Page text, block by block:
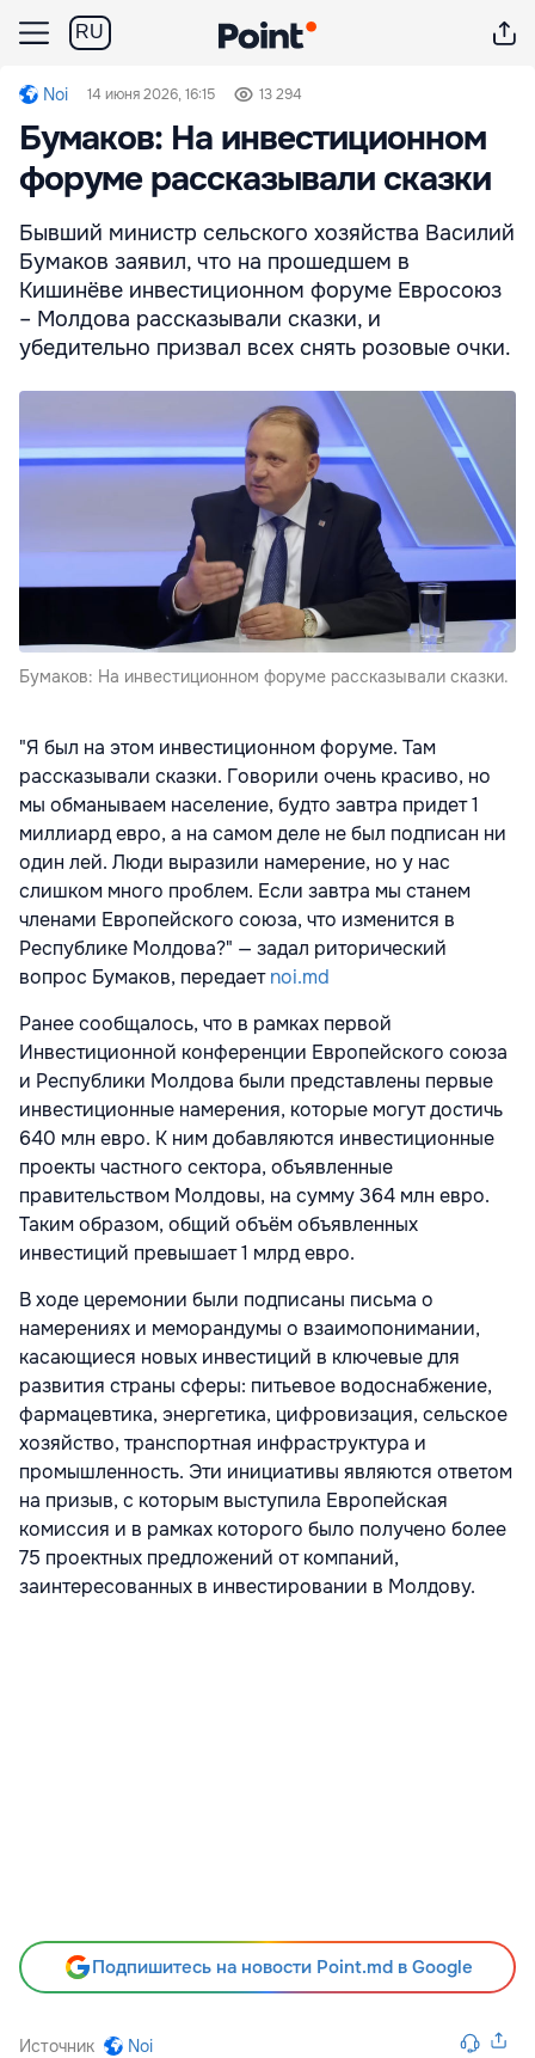
RU
Noi 14 июня 2026, 16:15 13 294
Бумаков: На инвестиционном
форуме рассказывали сказки
Бывший министр сельского хозяйства Василий
Бумаков заявил, что на прошедшем в
Кишинёве инвестиционном форуме Евросоюз
– Молдова рассказывали сказки, и
убедительно призвал всех снять розовые очки.
Бумаков: На инвестиционном форуме рассказывали сказки.
"Я был на этом инвестиционном форуме. Там
рассказывали сказки. Говорили очень красиво, но
мы обманываем население, будто завтра придет 1
миллиард евро, а на самом деле не был подписан ни
один лей. Люди выразили намерение, но у нас
слишком много проблем. Если завтра мы станем
членами Европейского союза, что изменится в
Республике Молдова?" — задал риторический
вопрос Бумаков, передаетnoi.md
Ранее сообщалось, что в рамках первой
Инвестиционной конференции Европейского союза
и Республики Молдова были представлены первые
инвестиционные намерения, которые могут достичь
640 млн евро. К ним добавляются инвестиционные
проекты частного сектора, объявленные
правительством Молдовы, на сумму 364 млн евро.
Таким образом, общий объём объявленных
инвестиций превышает 1 млрд евро.
В ходе церемонии были подписаны письма о
намерениях и меморандумы о взаимопонимании,
касающиеся новых инвестиций в ключевые для
развития страны сферы: питьевое водоснабжение,
фармацевтика, энергетика, цифровизация, сельское
хозяйство, транспортная инфраструктура и
промышленность. Эти инициативы являются ответом
на призыв, с которым выступила Европейская
комиссия и в рамках которого было получено более
75 проектных предложений от компаний,
заинтересованных в инвестировании в Молдову.
Подпишитесь на новости Point.md в Google
Источник Noi